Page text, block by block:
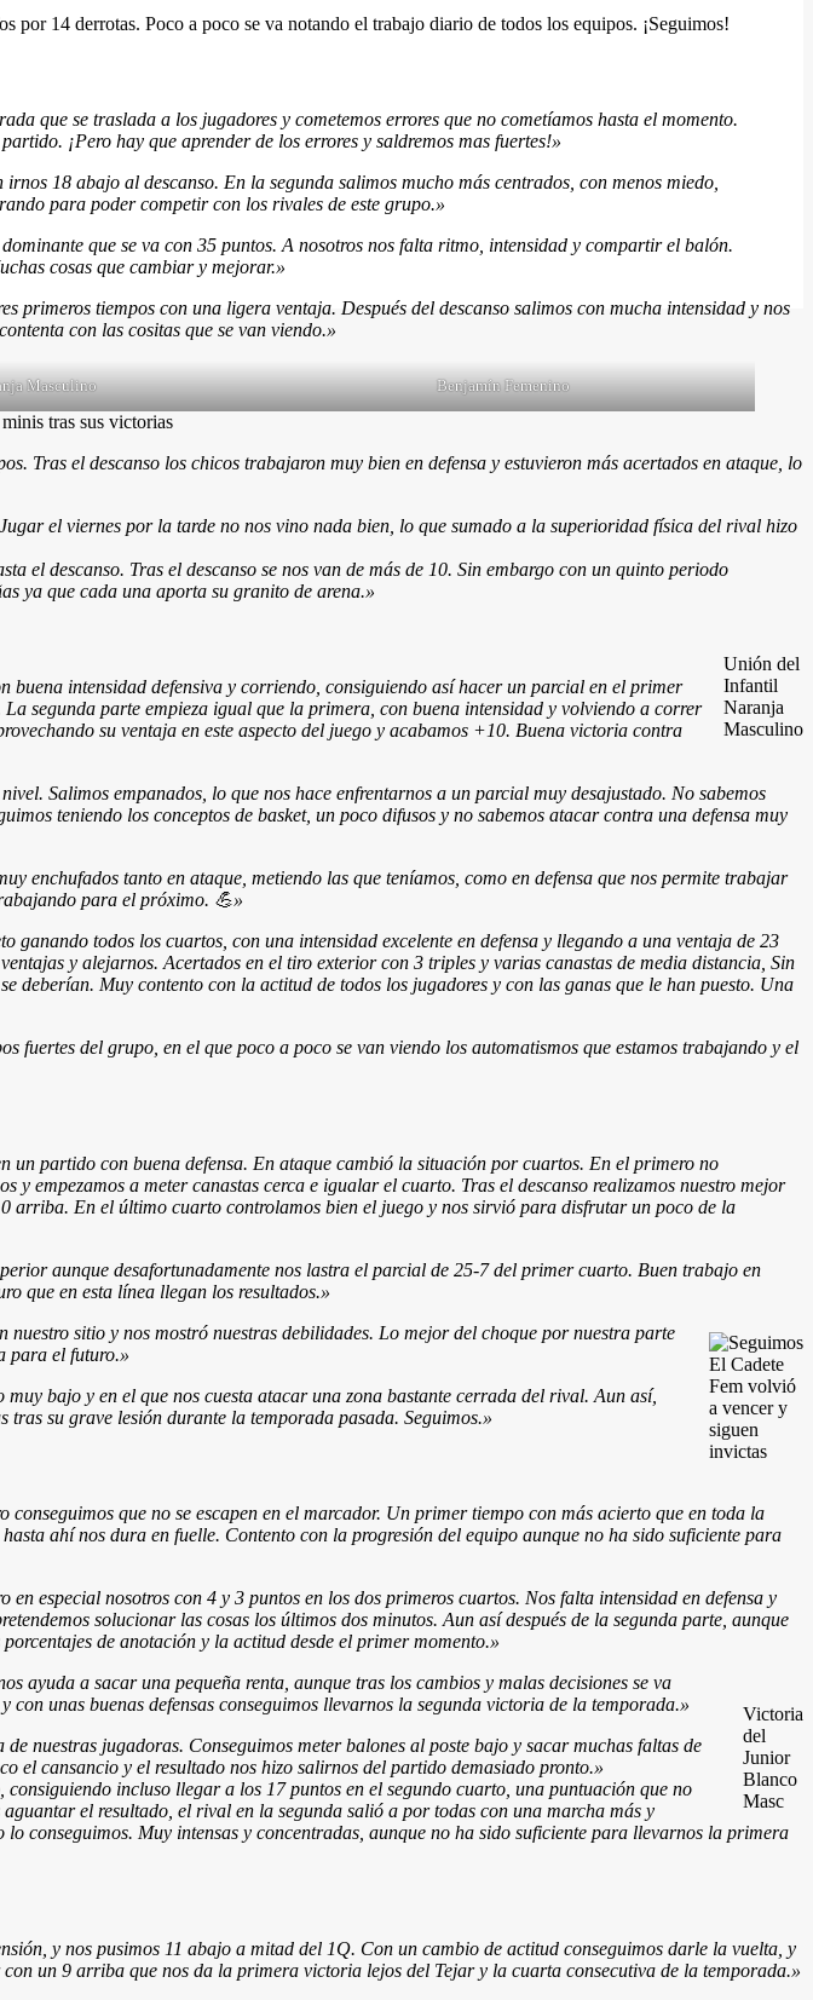
14 derrotas. Poco a poco se va notando el trabajo diario de todos los equipos. ¡Seguimos!
que se traslada a los jugadores y cometemos errores que no cometíamos hasta el momento.
¡Pero hay que aprender de los errores y saldremos mas fuertes!»
18 abajo al descanso. En la segunda salimos mucho más centrados, con menos miedo,
para poder competir con los rivales de este grupo.»
que se va con 35 puntos. A nosotros nos falta ritmo, intensidad y compartir el balón.
cosas que cambiar y mejorar.»
primeros tiempos con una ligera ventaja. Después del descanso salimos con mucha intensidad y nos
con las cositas que se van viendo.»
Masculino Benjamín Femenino
tras sus victorias
Tras el descanso los chicos trabajaron muy bien en defensa y estuvieron más acertados en ataque, lo
el viernes por la tarde no nos vino nada bien, lo que sumado a la superioridad física del rival hizo
el descanso. Tras el descanso se nos van de más de 10. Sin embargo con un quinto periodo
ya que cada una aporta su granito de arena.»
Unión del
Infantil
Naranja
Masculino
buena intensidad defensiva y corriendo, consiguiendo así hacer un parcial en el primer
segunda parte empieza igual que la primera, con buena intensidad y volviendo a correr
su ventaja en este aspecto del juego y acabamos +10. Buena victoria contra
Salimos empanados, lo que nos hace enfrentarnos a un parcial muy desajustado. No sabemos
teniendo los conceptos de basket, un poco difusos y no sabemos atacar contra una defensa muy
enchufados tanto en ataque, metiendo las que teníamos, como en defensa que nos permite trabajar
para el próximo. 💪»
ganando todos los cuartos, con una intensidad excelente en defensa y llegando a una ventaja de 23
y alejarnos. Acertados en el tiro exterior con 3 triples y varias canastas de media distancia, Sin
deberían. Muy contento con la actitud de todos los jugadores y con las ganas que le han puesto. Una
fuertes del grupo, en el que poco a poco se van viendo los automatismos que estamos trabajando y el
un partido con buena defensa. En ataque cambió la situación por cuartos. En el primero no
empezamos a meter canastas cerca e igualar el cuarto. Tras el descanso realizamos nuestro mejor
arriba. En el último cuarto controlamos bien el juego y nos sirvió para disfrutar un poco de la
aunque desafortunadamente nos lastra el parcial de 25-7 del primer cuarto. Buen trabajo en
que en esta línea llegan los resultados.»
El Cadete
Fem volvió
a vencer y
siguen
invictas
sitio y nos mostró nuestras debilidades. Lo mejor del choque por nuestra parte
para el futuro.»
bajo y en el que nos cuesta atacar una zona bastante cerrada del rival. Aun así,
su grave lesión durante la temporada pasada. Seguimos.»
que no se escapen en el marcador. Un primer tiempo con más acierto que en toda la
ahí nos dura en fuelle. Contento con la progresión del equipo aunque no ha sido suficiente para
especial nosotros con 4 y 3 puntos en los dos primeros cuartos. Nos falta intensidad en defensa y
solucionar las cosas los últimos dos minutos. Aun así después de la segunda parte, aunque
de anotación y la actitud desde el primer momento.»
Victoria
del
Junior
Blanco
Masc
ayuda a sacar una pequeña renta, aunque tras los cambios y malas decisiones se va
unas buenas defensas conseguimos llevarnos la segunda victoria de la temporada.»
nuestras jugadoras. Conseguimos meter balones al poste bajo y sacar muchas faltas de
el cansancio y el resultado nos hizo salirnos del partido demasiado pronto.»
incluso llegar a los 17 puntos en el segundo cuarto, una puntuación que no
el resultado, el rival en la segunda salió a por todas con una marcha más y
conseguimos. Muy intensas y concentradas, aunque no ha sido suficiente para llevarnos la primera
y nos pusimos 11 abajo a mitad del 1Q. Con un cambio de actitud conseguimos darle la vuelta, y
un 9 arriba que nos da la primera victoria lejos del Tejar y la cuarta consecutiva de la temporada.»